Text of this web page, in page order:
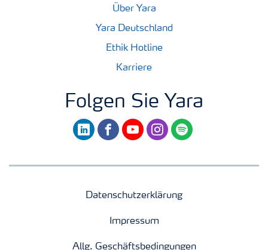
Über Yara
Yara Deutschland
Ethik Hotline
Karriere
Folgen Sie Yara
linkedinfacebookyoutubeinstagram
spotify
Datenschutzerklärung
Impressum
Allg. Geschäftsbedingungen